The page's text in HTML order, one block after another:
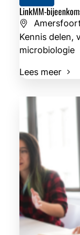
LinkMM-
Kennis delen,
microbiologie
Lees meer